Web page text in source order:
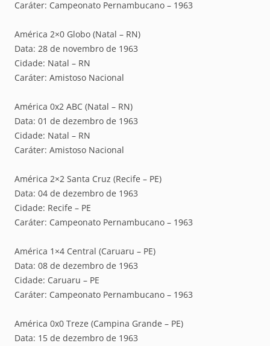
Caráter: Campeonato Pernambucano – 1963
América 2×0 Globo (Natal – RN)
Data: 28 de novembro de 1963
Cidade: Natal – RN
Caráter: Amistoso Nacional
América 0x2 ABC (Natal – RN)
Data: 01 de dezembro de 1963
Cidade: Natal – RN
Caráter: Amistoso Nacional
América 2×2 Santa Cruz (Recife – PE)
Data: 04 de dezembro de 1963
Cidade: Recife – PE
Caráter: Campeonato Pernambucano – 1963
América 1×4 Central (Caruaru – PE)
Data: 08 de dezembro de 1963
Cidade: Caruaru – PE
Caráter: Campeonato Pernambucano – 1963
América 0x0 Treze (Campina Grande – PE)
Data: 15 de dezembro de 1963